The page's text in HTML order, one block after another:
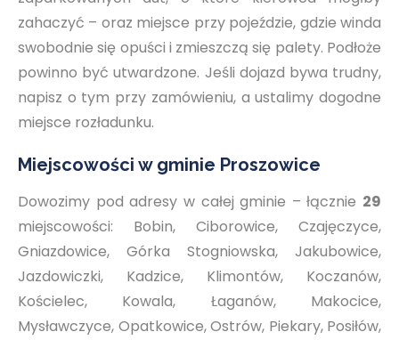
zahaczyć – oraz miejsce przy pojeździe, gdzie winda
swobodnie się opuści i zmieszczą się palety. Podłoże
powinno być utwardzone. Jeśli dojazd bywa trudny,
napisz o tym przy zamówieniu, a ustalimy dogodne
miejsce rozładunku.
Miejscowości w gminie Proszowice
Dowozimy pod adresy w całej gminie – łącznie 29
miejscowości: Bobin, Ciborowice, Czajęczyce,
Gniazdowice, Górka Stogniowska, Jakubowice,
Jazdowiczki, Kadzice, Klimontów, Koczanów,
Kościelec, Kowala, Łaganów, Makocice,
Mysławczyce, Opatkowice, Ostrów, Piekary, Posiłów,